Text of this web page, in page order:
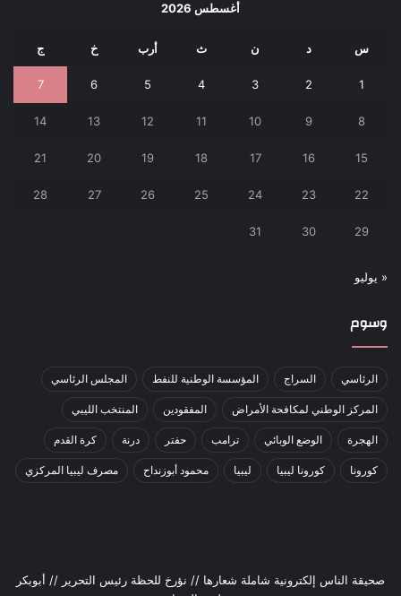
أغسطس 2026
س د ن ث أرب خ ج
1
2
3
4
5
6
7
8
9
10
11
12
13
14
15
16
17
18
19
20
21
22
23
24
25
26
27
28
29
30
31
« يوليو
وسوم
الرئاسي السراج المؤسسة الوطنية للنفط المجلس الرئاسي
المركز الوطني لمكافحة الأمراض المفقودين المنتخب الليبي
الهجرة الوضع الوبائي ترامب حفتر درنة كرة القدم
كورونا كورونا ليبيا ليبيا محمود أبوزنداح مصرف ليبيا المركزي
صحيقة الناس إلكترونية شاملة شعارها // نؤرخ للحظة رئيس التحرير // أبوبكر